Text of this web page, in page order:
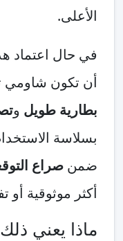
الأعلى.
في حال اعتماد
أن تكون شاومي
بطارية طويل و
بسلاسة
ضمن صراع
أكثر موثوقية
ماذا يعني